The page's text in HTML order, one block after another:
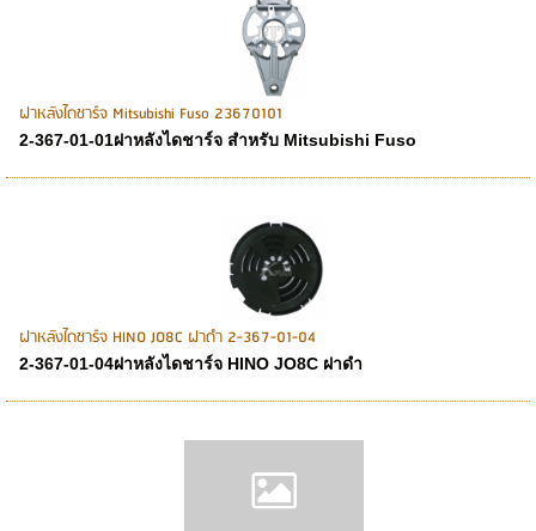
ฝาหลังไดชาร์จ Mitsubishi Fuso 23670101
2-367-01-01ฝาหลังไดชาร์จ สำหรับ Mitsubishi Fuso
ฝาหลังไดชาร์จ HINO JO8C ฝาดำ 2-367-01-04
2-367-01-04ฝาหลังไดชาร์จ HINO JO8C ฝาดำ